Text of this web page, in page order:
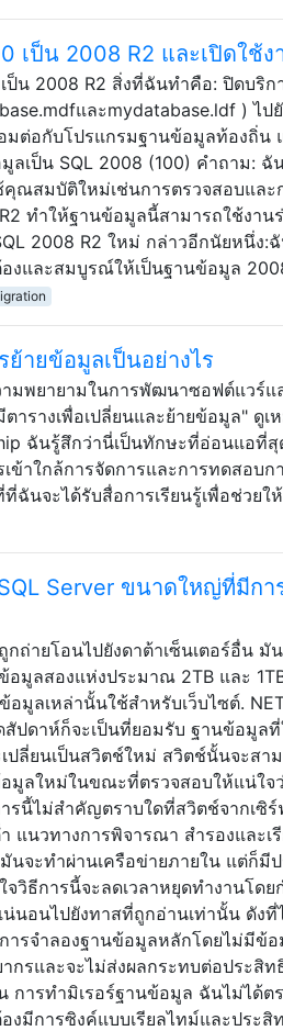
เป็น 2008 R2 และเปิดใ
ป็น 2008 R2 สิ่งที่ฉันทำคือ: ปิดบริก
และmydatabase.ldf ) ไปยั
มต่อกับโปรแกรมฐานข้อมูลท้องถิ่น
เป็น SQL 2008 (100) คำถาม: ฉั
ณสมบัติใหม่เช่นการตรวจสอบและ
ทำให้ฐานข้อมูลนี้สามารถใช้งาน
2008 R2 ใหม่ กล่าวอีกนัยหนึ่ง:
องและสมบูรณ์ให้เป็นฐานข้อมูล
ายข้อมูลเป็นอย่างไร
มพยายามในการพัฒนาซอฟต์แวร์แ
ารางเพื่อเปลี่ยนและย้ายข้อมูล" ดู
ฉันรู้สึกว่านี่เป็นทักษะที่อ่อนแอที่สุ
ข้าใกล้การจัดการและการทดสอบ
นจะได้รับสื่อการเรียนรู้เพื่อช่วย
Server ขนาดใหญ่ที่มีก
ถ่ายโอนไปยังดาต้าเซ็นเตอร์อื่น
มูลสองแห่งประมาณ 2TB และ
มูลเหล่านั้นใช้สำหรับเว็บไซต์.
ปดาห์ก็จะเป็นที่ยอมรับ ฐานข้อมูล
ปลี่ยนเป็นสวิตช์ใหม่ สวิตช์นั้นจะสา
มูลใหม่ในขณะที่ตรวจสอบให้แน่ใจ
นี้ไม่สำคัญตราบใดที่สวิตช์จากเซิร์
แนวทางการพิจารณา สำรองและ
นจะทำผ่านเครือข่ายภายใน แต่ก็มี
จวิธีการนี้จะลดเวลาหยุดทำงานโด
นอนไปยังทาสที่ถูกอ่านเท่านั้น ดังที่
ารจำลองฐานข้อมูลหลักโดยไม่มีข้อ
กรและจะไม่ส่งผลกระทบต่อประสิ
การทำมิเรอร์ฐานข้อมูล ฉันไม่ได้ต
งมีการซิงค์แบบเรียลไทม์และประ